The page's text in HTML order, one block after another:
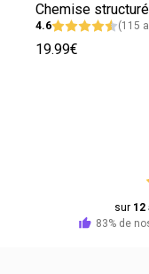
4.6 (115
19.99€
sur 12
83% de